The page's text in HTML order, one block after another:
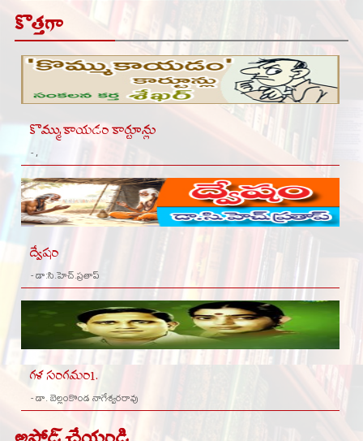
కొత్తగా
కొమ్ముకాయడం కార్టూన్లు
- ,
ద్వేషం
- డా:సి.హెచ్.ప్రతాప్
గళ సంగమం1.
- డా. బెల్లంకొండ నాగేశ్వరరావు